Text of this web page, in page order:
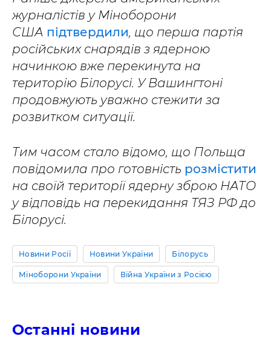
журналістів у Міноборони
США підтвердили, що перша партія
російських снарядів з ядерною
начинкою вже перекинута на
територію Білорусі. У Вашингтоні
продовжують уважно стежити за
розвитком ситуації.
Тим часом стало відомо, що Польща
повідомила про готовність розмістити
на своїй території ядерну зброю НАТО
у відповідь на перекидання ТЯЗ РФ до
Білорусі.
Новини Росії Новини України Білорусь
Міноборони України Війна України з Росією
Останні новини